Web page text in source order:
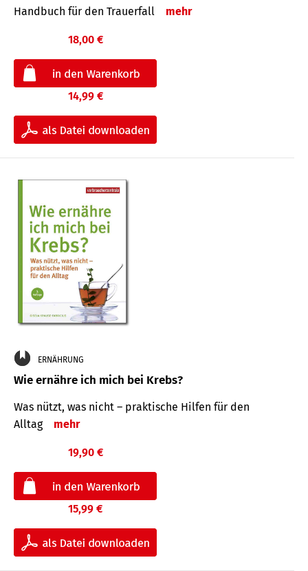
Handbuch für den Trauerfall mehr
18,00 €
14,99 €
ERNÄHRUNG
Wie ernähre ich mich bei Krebs?
Was nützt, was nicht – praktische Hilfen für den
Alltag
mehr
19,90 €
15,99 €